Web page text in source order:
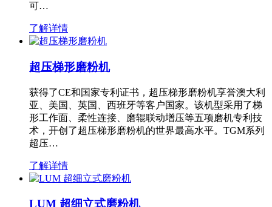
可…
了解详情
超压梯形磨粉机
获得了CE和国家专利证书，超压梯形磨粉机享誉澳大利
亚、美国、英国、西班牙等客户国家。该机型采用了梯
形工作面、柔性连接、磨辊联动增压等五项磨机专利技
术，开创了超压梯形磨粉机的世界最高水平。TGM系列
超压…
了解详情
LUM 超细立式磨粉机